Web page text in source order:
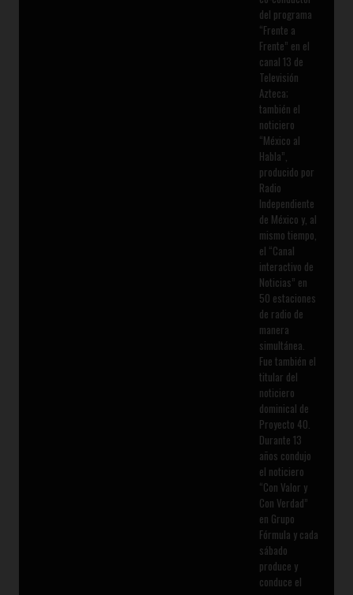
del programa
“Frente a
Frente” en el
canal 13 de
Televisión
Azteca;
también el
noticiero
“México al
Habla”,
producido por
Radio
Independiente
de México y, al
mismo tiempo,
el “Canal
interactivo de
Noticias” en
50 estaciones
de radio de
manera
simultánea.
Fue también el
titular del
noticiero
dominical de
Proyecto 40.
Durante 13
años condujo
el noticiero
“Con Valor y
Con Verdad”
en Grupo
Fórmula y cada
sábado
produce y
conduce el